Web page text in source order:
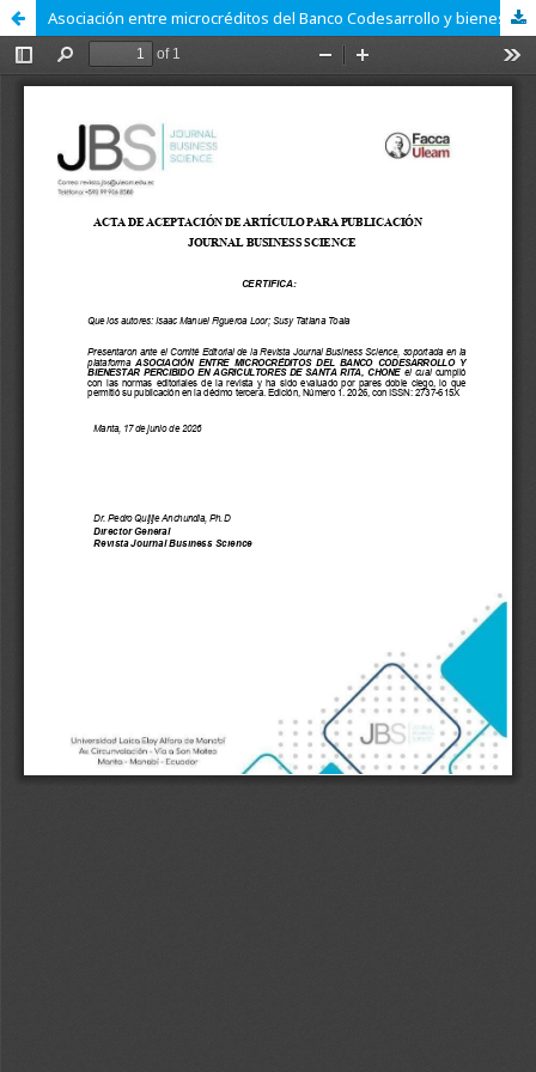
Asociación entre microcréditos del Banco Codesarrollo y bienestar percibido en agricultores de Santa Rita, Chone